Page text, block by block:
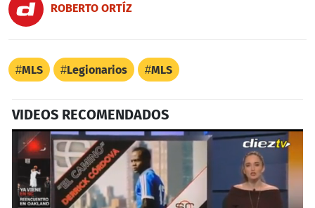
ROBERTO ORTÍZ
MLS Legionarios MLS
VIDEOS RECOMENDADOS